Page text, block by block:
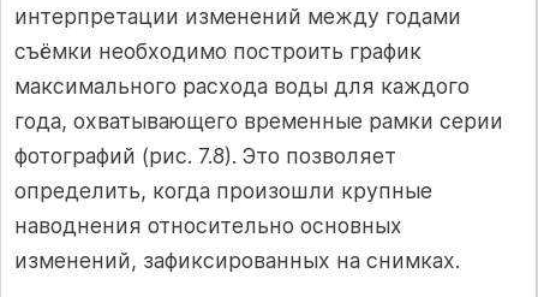
интерпретации изменений между годами
съёмки необходимо построить график
максимального расхода воды для каждого
года, охватывающего временные рамки серии
фотографий (рис. 7.8). Это позволяет
определить, когда произошли крупные
наводнения относительно основных
изменений, зафиксированных на снимках.